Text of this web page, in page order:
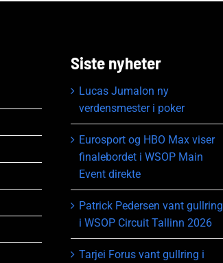
Siste nyheter
Lucas Jumalon ny
verdensmester i poker
Eurosport og HBO Max viser
finalebordet i WSOP Main
Event direkte
Patrick Pedersen vant gullring
i WSOP Circuit Tallinn 2026
Tarjei Forus vant gullring i